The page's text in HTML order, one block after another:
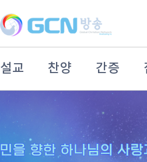
설교 찬양 간증